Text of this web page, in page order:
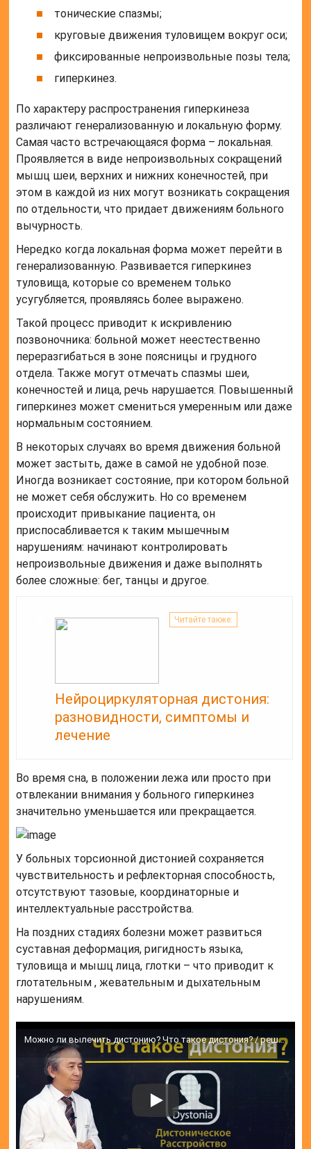
тонические спазмы;
круговые движения туловищем вокруг оси;
фиксированные непроизвольные позы тела;
гиперкинез.
По характеру распространения гиперкинеза
различают генерализованную и локальную форму.
Самая часто встречающаяся форма – локальная.
Проявляется в виде непроизвольных сокращений
мышц шеи, верхних и нижних конечностей, при
этом в каждой из них могут возникать сокращения
по отдельности, что придает движениям больного
вычурность.
Нередко когда локальная форма может перейти в
генерализованную. Развивается гиперкинез
туловища, которые со временем только
усугубляется, проявляясь более выражено.
Такой процесс приводит к искривлению
позвоночника: больной может неестественно
переразгибаться в зоне поясницы и грудного
отдела. Также могут отмечать спазмы шеи,
конечностей и лица, речь нарушается. Повышенный
гиперкинез может смениться умеренным или даже
нормальным состоянием.
В некоторых случаях во время движения больной
может застыть, даже в самой не удобной позе.
Иногда возникает состояние, при котором больной
не может себя обслужить. Но со временем
происходит привыкание пациента, он
приспосабливается к таким мышечным
нарушениям: начинают контролировать
непроизвольные движения и даже выполнять
более сложные: бег, танцы и другое.
Читайте также:
Нейроциркуляторная дистония:
разновидности, симптомы и
лечение
Во время сна, в положении лежа или просто при
отвлекании внимания у больного гиперкинез
значительно уменьшается или прекращается.
У больных торсионной дистонией сохраняется
чувствительность и рефлекторная способность,
отсутствуют тазовые, координаторные и
интеллектуальные расстройства.
На поздних стадиях болезни может развиться
суставная деформация, ригидность языка,
туловища и мышц лица, глотки – что приводит к
глотательным , жевательным и дыхательным
нарушениям.
Можно ли вылечить дистонию? Что такое дистония? / решение для дистонии